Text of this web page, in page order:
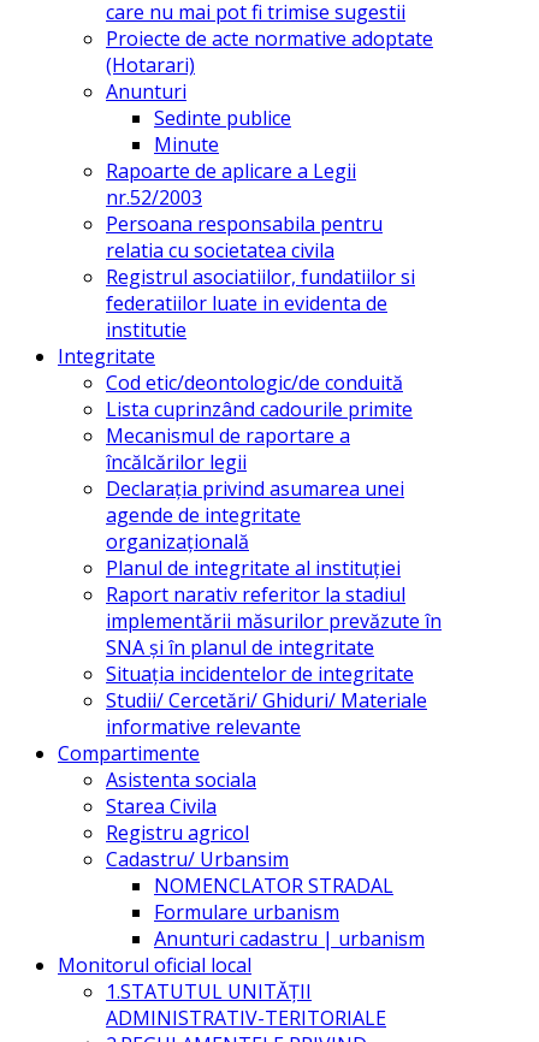
care nu mai pot fi trimise sugestii
Proiecte de acte normative adoptate
(Hotarari)
Anunturi
Sedinte publice
Minute
Rapoarte de aplicare a Legii
nr.52/2003
Persoana responsabila pentru
relatia cu societatea civila
Registrul asociatiilor, fundatiilor si
federatiilor luate in evidenta de
institutie
Integritate
Cod etic/deontologic/de conduită
Lista cuprinzând cadourile primite
Mecanismul de raportare a
încălcărilor legii
Declarația privind asumarea unei
agende de integritate
organizațională
Planul de integritate al instituției
Raport narativ referitor la stadiul
implementării măsurilor prevăzute în
SNA și în planul de integritate
Situația incidentelor de integritate
Studii/ Cercetări/ Ghiduri/ Materiale
informative relevante
Compartimente
Asistenta sociala
Starea Civila
Registru agricol
Cadastru/ Urbansim
NOMENCLATOR STRADAL
Formulare urbanism
Anunturi cadastru | urbanism
Monitorul oficial local
1.STATUTUL UNITĂŢII
ADMINISTRATIV-TERITORIALE